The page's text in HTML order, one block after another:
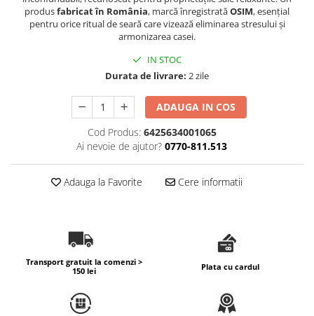
Difuzoare profesionale de parfum
Rezerve parfum pentru difuzoare
CADOURI & Evenimente
Produse Religioase
Consumabile Ritualice
Candele și Lumânări
Evenimente Speciale
Cutii Dar / Trusou
Oglinzi decorative
Ceasuri Vinil
CRACIUN
Bază lichide VG/PG – DIY &
produsfabricat în România, marcă înregistratăOSIM, esențial
pentru orice ritual de seară care vizează eliminarea stresului și
armonizarea casei.
IN STOC
Durata de livrare: 2 zile
ADAUGA IN COS
Cod Produs: 6425634001065
Ai nevoie de ajutor? 0770-811.513
Adauga la Favorite Cere informatii
Transport gratuit la comenzi >
150 lei
Plata cu cardul